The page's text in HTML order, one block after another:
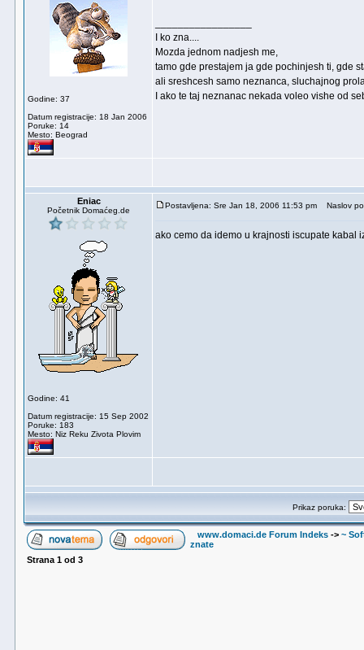
Godine: 37
Datum registracije: 18 Jan 2006
Poruke: 14
Mesto: Beograd
I ko zna....
Mozda jednom nadjesh me,
tamo gde prestajem ja gde pochinjesh ti, gde
ali sreshcesh samo neznanca, sluchajnog
I ako te taj neznanac nekada voleo vishe od
Eniac
Početnik Domaćeg.de
Godine: 41
Datum registracije: 15 Sep 2002
Poruke: 183
Mesto: Niz Reku Zivota Plovim
Postavljena: Sre Jan 18, 2006 11:53 pm Naslov
ako cemo da idemo u krajnosti iscupate kabal
Prikaz poruka:
www.domaci.de Forum Indeks -> ~
znate
Strana 1 od 3